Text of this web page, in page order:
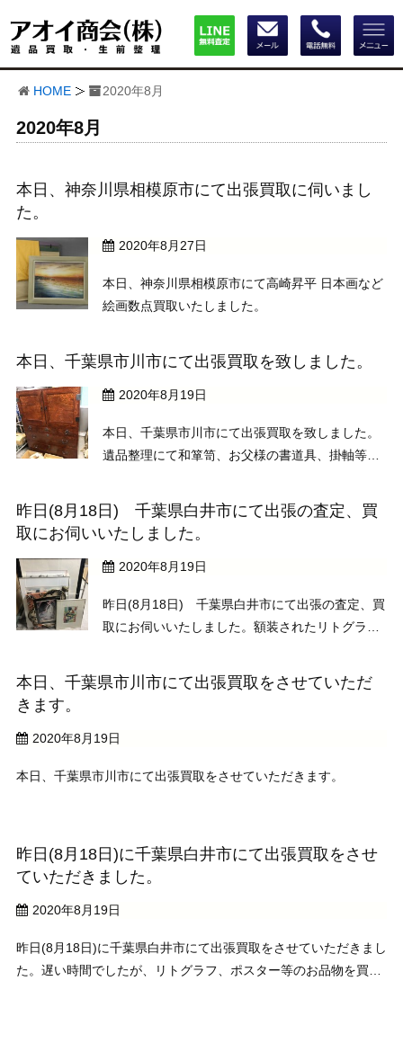
HOME 2020年8月
2020年8月
本日、神奈川県相模原市にて出張買取に伺いまし
た。
2020年8月27日
本日、神奈川県相模原市にて高崎昇平 日本画など
絵画数点買取いたしました。
本日、千葉県市川市にて出張買取を致しました。
2020年8月19日
本日、千葉県市川市にて出張買取を致しました。
遺品整理にて和箪笥、お父様の書道具、掛軸等を
昨日(8月18日) 千葉県白井市にて出張の査定、買
取にお伺いいたしました。
2020年8月19日
昨日(8月18日) 千葉県白井市にて出張の査定、買
取にお伺いいたしました。額装されたリトグラ
本日、千葉県市川市にて出張買取をさせていただ
きます。
2020年8月19日
本日、千葉県市川市にて出張買取をさせていただきます。
昨日(8月18日)に千葉県白井市にて出張買取をさせ
ていただきました。
2020年8月19日
昨日(8月18日)に千葉県白井市にて出張買取をさせていただきまし
た。遅い時間でしたが、リトグラフ、ポスター等のお品物を買取